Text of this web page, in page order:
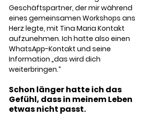
Geschäftspartner, der mir während
eines gemeinsamen Workshops ans
Herz legte, mit Tina Maria Kontakt
aufzunehmen. Ich hatte also einen
WhatsApp-Kontakt und seine
Information „das wird dich
weiterbringen.“
Schon länger hatte ich das
Gefühl, dass in meinem Leben
etwas nicht passt.